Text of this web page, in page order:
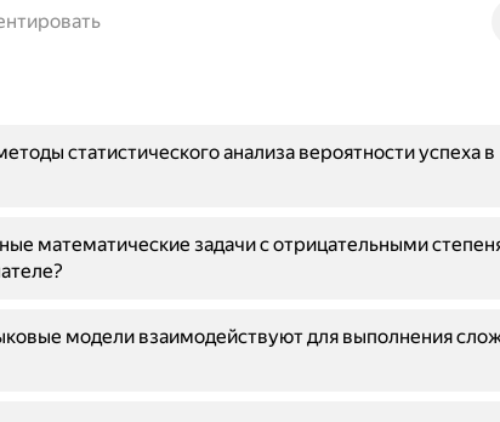
статистического анализа вероятности успеха в
математические задачи с отрицательными
модели взаимодействуют для выполнения